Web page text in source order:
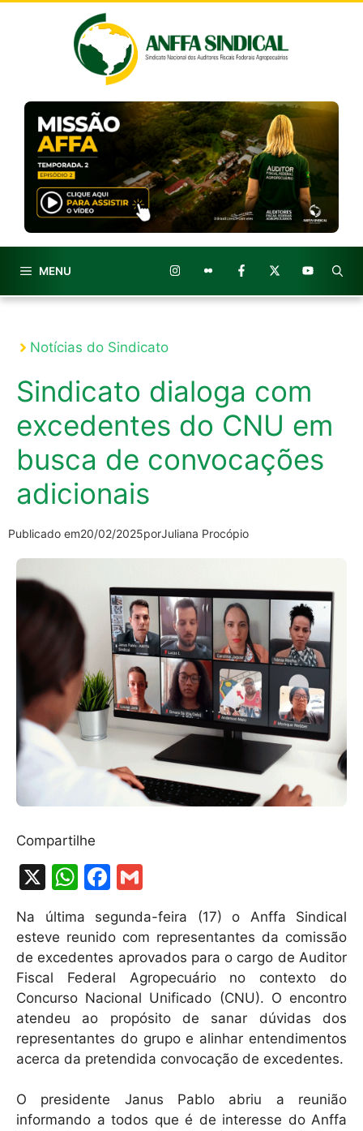
MENU
Notícias do Sindicato
Sindicato dialoga com
excedentes do CNU em
busca de convocações
adicionais
Publicado em20/02/2025porJuliana Procópio
Compartilhe
X
W
at
s
A
p
p
F
c
e
b
o
o
k
m
ai
l
Na última segunda-feira (17) o Anffa Sindical
esteve reunido com representantes da comissão
de excedentes aprovados para o cargo de Auditor
Fiscal Federal Agropecuário no contexto do
Concurso Nacional Unificado (CNU). O encontro
atendeu ao propósito de sanar dúvidas dos
representantes do grupo e alinhar entendimentos
acerca da pretendida convocação de excedentes.
O presidente Janus Pablo abriu a reunião
informando a todos que é de interesse do Anffa